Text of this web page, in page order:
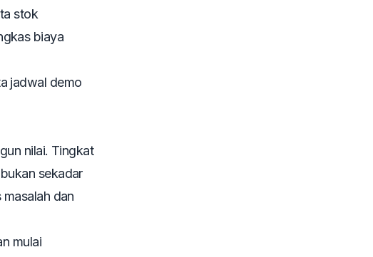
stok
biaya
jadwal demo
nilai. Tingkat
sekadar
dan
mulai